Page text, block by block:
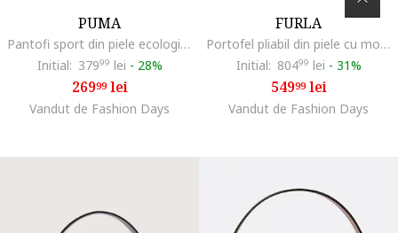
PUMA
Pantofi sport din piele ecologica cu talpa demi-wedge Cassa 2.0, Negru
Initial: 37999 lei - 28%
26999lei
Vandut de Fashion Days
FURLA
Portofel pliabil din piele cu model Iride, Verde sparanghel
Initial: 80499 lei - 31%
54999lei
Vandut de Fashion Days